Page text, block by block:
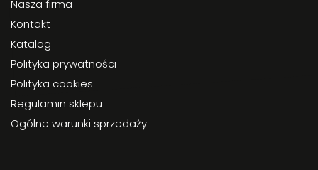
Nasza firma
Kontakt
Katalog
Polityka prywatności
Polityka cookies
Regulamin sklepu
Ogólne warunki sprzedaży